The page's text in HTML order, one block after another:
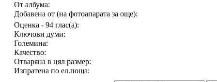
От албума:
Добавена от (на фотоапарата за още):
Оценка - 94 глас(а):
Ключови думи:
Големина:
Качество:
Отваряна в цял размер:
Изпратена по ел.поща: